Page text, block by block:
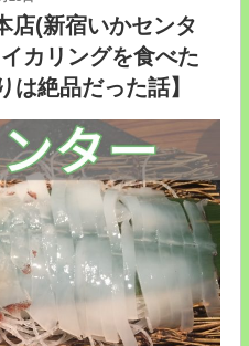
て
き
た！
【か
え
る
の
ピ
ク
ル
ス
聖
地】”
で
「か
え
る
の
ピ
ク
ル
ス
展
～
with
a
店(新宿いかセンタ
カリングを食べた
は絶品だった話】